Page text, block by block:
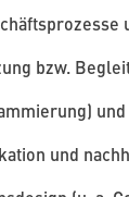
bzw.
und